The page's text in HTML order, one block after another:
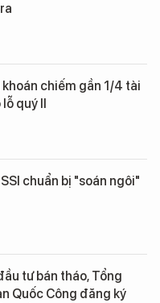
chiếm gần 1/4 tài
lỗ quý II
chuẩn bị "soán ngôi"
tư bán tháo, Tổng
Quốc Công đăng ký